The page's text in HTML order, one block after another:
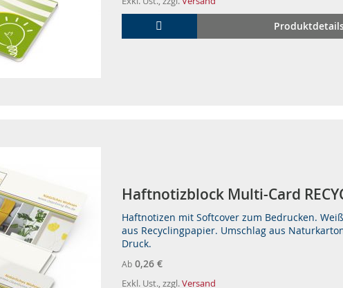
Produktdetails
Haft­no­tiz­block Mul­ti-Card
Haftnotizen mit Softcover zum Bedrucken.
aus Recyclingpapier. Umschlag aus
Druck.
Ab 0,26 €
Exkl. Ust., zzgl.Versand